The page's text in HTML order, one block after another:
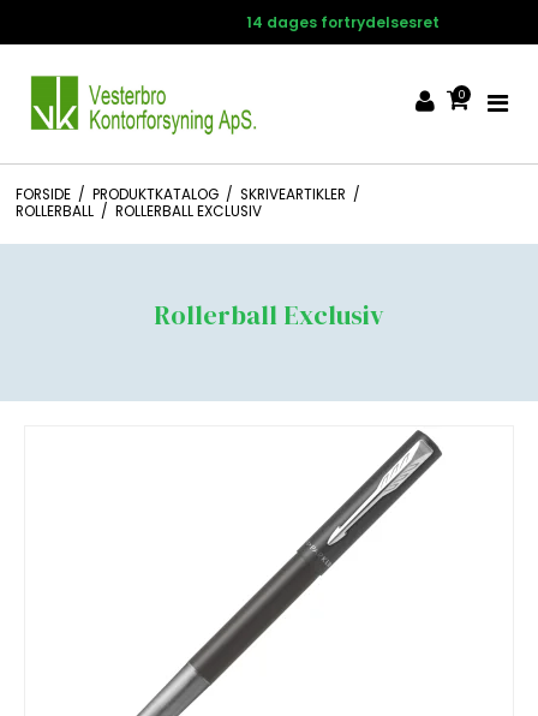
14 dages fortrydelsesret
0
FORSIDE / PRODUKTKATALOG / SKRIVEARTIKLER /
ROLLERBALL / ROLLERBALL EXCLUSIV
Rollerball Exclusiv